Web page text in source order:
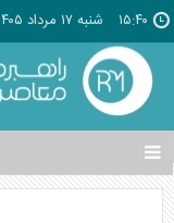
۱۵:۴۰ شنبه ۱۷ مرداد ۱۴۰۵
تغییر
وضعیت
منوی